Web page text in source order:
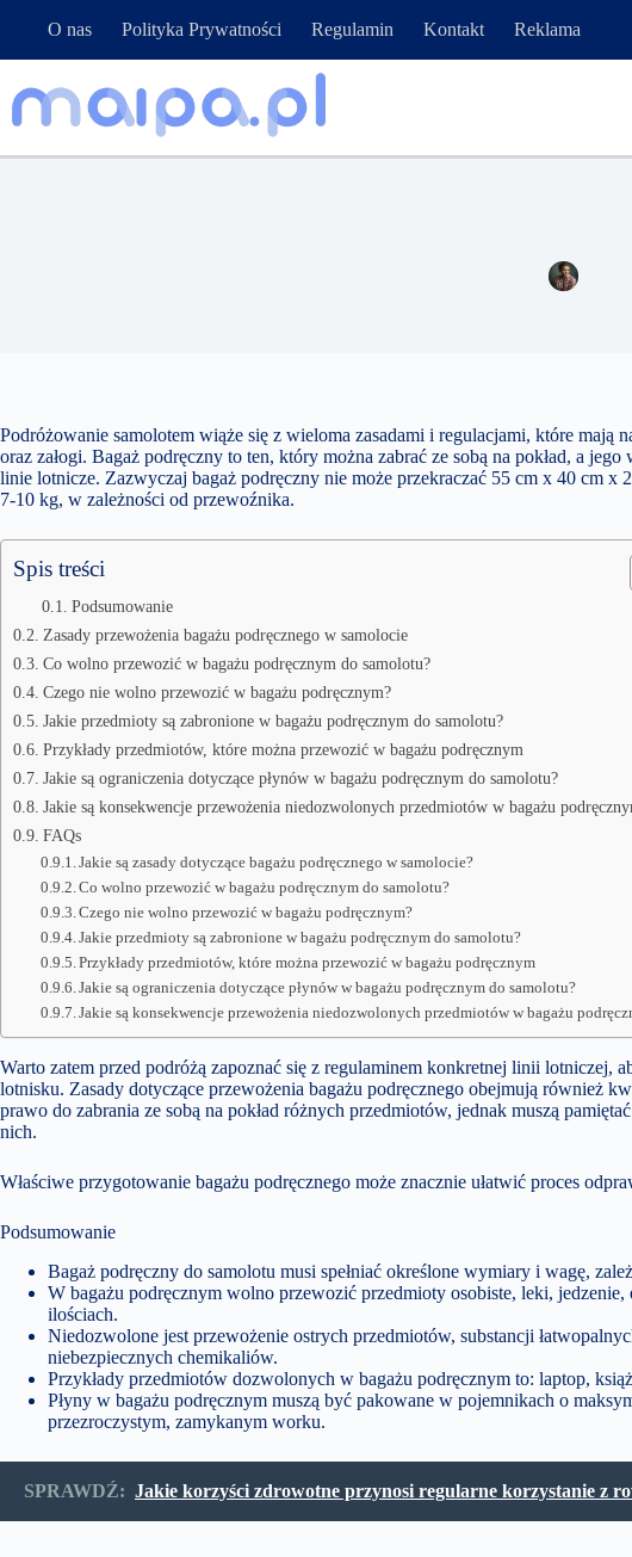
O nas Polityka Prywatności Regulamin Kontakt Reklama
Podróżowanie samolotem wiąże się z wieloma zasadami i regulacjami, które mają
oraz załogi. Bagaż podręczny to ten, który można zabrać ze sobą na pokład, a
linie lotnicze. Zazwyczaj bagaż podręczny nie może przekraczać 55 cm x 40 cm x
7-10 kg, w zależności od przewoźnika.
Spis treści
Podsumowanie
Zasady przewożenia bagażu podręcznego w samolocie
Co wolno przewozić w bagażu podręcznym do samolotu?
Czego nie wolno przewozić w bagażu podręcznym?
Jakie przedmioty są zabronione w bagażu podręcznym do samolotu?
Przykłady przedmiotów, które można przewozić w bagażu podręcznym
Jakie są ograniczenia dotyczące płynów w bagażu podręcznym do samolotu?
Jakie są konsekwencje przewożenia niedozwolonych przedmiotów w bagażu
FAQs
Jakie są zasady dotyczące bagażu podręcznego w samolocie?
Co wolno przewozić w bagażu podręcznym do samolotu?
Czego nie wolno przewozić w bagażu podręcznym?
Jakie przedmioty są zabronione w bagażu podręcznym do samolotu?
Przykłady przedmiotów, które można przewozić w bagażu podręcznym
Jakie są ograniczenia dotyczące płynów w bagażu podręcznym do samolotu?
Jakie są konsekwencje przewożenia niedozwolonych przedmiotów w bagażu
Warto zatem przed podróżą zapoznać się z regulaminem konkretnej linii lotniczej,
lotnisku. Zasady dotyczące przewożenia bagażu podręcznego obejmują również
prawo do zabrania ze sobą na pokład różnych przedmiotów, jednak muszą
nich.
Właściwe przygotowanie bagażu podręcznego może znacznie ułatwić proces
Podsumowanie
Bagaż podręczny do samolotu musi spełniać określone wymiary i wagę,
W bagażu podręcznym wolno przewozić przedmioty osobiste, leki,
ilościach.
Niedozwolone jest przewożenie ostrych przedmiotów, substancji
niebezpiecznych chemikaliów.
Przykłady przedmiotów dozwolonych w bagażu podręcznym to: laptop,
Płyny w bagażu podręcznym muszą być pakowane w pojemnikach o
przezroczystym, zamykanym worku.
SPRAWDŹ: Jakie korzyści zdrowotne przynosi regularne korzystanie z